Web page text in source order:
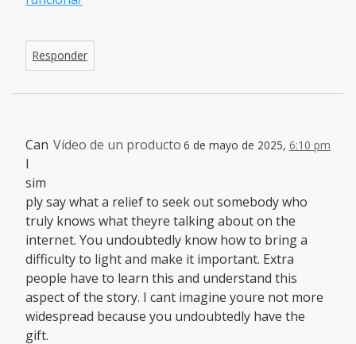
Responder
Vídeo de un producto 6 de mayo de 2025, 6:10 pm
Can
I
sim
ply say what a relief to seek out somebody who
truly knows what theyre talking about on the
internet. You undoubtedly know how to bring a
difficulty to light and make it important. Extra
people have to learn this and understand this
aspect of the story. I cant imagine youre not more
widespread because you undoubtedly have the
gift.